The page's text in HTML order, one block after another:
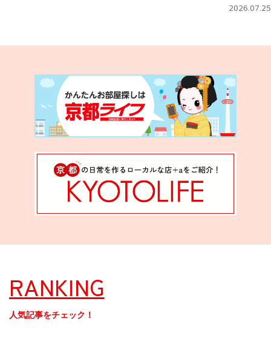
2026.07.25
RANKING
人気記事をチェック！